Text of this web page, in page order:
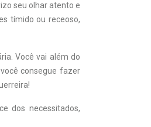
seu olhar atento e
tímido ou receoso,
Você vai além do
consegue fazer
dos necessitados,